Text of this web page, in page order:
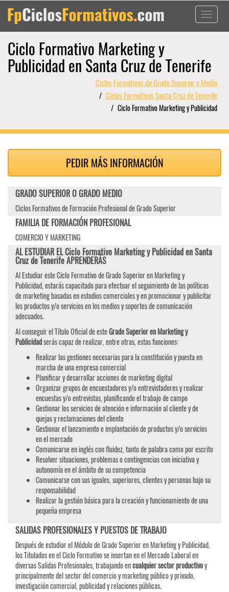
Toggle
Ciclo Formativo Marketing y
Publicidad en Santa Cruz de Tenerife
Ciclos Formativos de Grado Superior y Medio
Ciclos Formativos Santa Cruz de Tenerife
Ciclo Formativo Marketing y Publicidad
PEDIR MÁS INFORMACIÓN
GRADO SUPERIOR O GRADO MEDIO
Ciclos Formativos de Formación Profesional de Grado Superior
FAMILIA DE FORMACIÓN PROFESIONAL
COMERCIO Y MARKETING
AL ESTUDIAR EL Ciclo Formativo Marketing y Publicidad en Santa
Cruz de Tenerife APRENDERÁS
Al Estudiar este Ciclo Formativo de Grado Superior en Marketing y
Publicidad, estarás capacitado para efectuar el seguimiento de las políticas
de marketing basadas en estudios comerciales y en promocionar y publicitar
los productos y/o servicios en los medios y soportes de comunicación
adecuados.
Al conseguir el Título Oficial de esteGrado Superior en Marketing y
Publicidadserás capaz de realizar, entre otras, estas funciones:
Realizar las gestiones necesarias para la constitución y puesta en
marcha de una empresa comercial
Planificar y desarrollar acciones de marketing digital
Organizar grupos de encuestadores y/o entrevistadores y realizar
encuestas y/o entrevistas, planificando el trabajo de campo
Gestionar los servicios de atención e información al cliente y de
quejas y reclamaciones del cliente
Gestionar el lanzamiento e implantación de productos y/o servicios
en el mercado
Comunicarse en inglés con fluidez, tanto de palabra como por escrito
Resolver situaciones, problemas o contingencias con iniciativa y
autonomía en el ámbito de su competencia
Comunicarse con sus iguales, superiores, clientes y personas bajo su
responsabilidad
Realizar la gestión básica para la creación y funcionamiento de una
pequeña empresa
SALIDAS PROFESIONALES Y PUESTOS DE TRABAJO
Después de estudiar el Módulo de Grado Superior en Marketing y Publicidad,
los Titulados en el Ciclo Formativo se insertan en el Mercado Laboral en
diversas Salidas Profesionales, trabajando encualquier sector productivoy
principalmente del sector del comercio y marketing público y privado,
investigación comercial, publicidad y relaciones públicas.